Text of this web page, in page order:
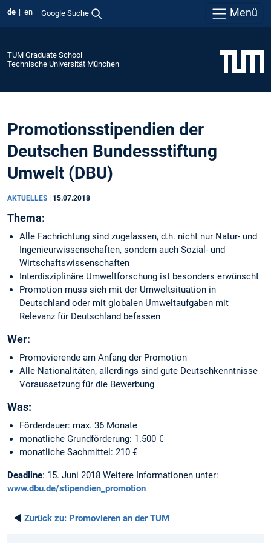
de en Google Suche Menü
TUM Graduate School
Technische Universität München
Promotionsstipendien der
Deutschen Bundessstiftung
Umwelt (DBU)
AKTUELLES 15.07.2018
Thema:
Alle Fachrichtung sind zugelassen, d.h. nicht nur Natur- und
Ingenieurwissenschaften, sondern auch Sozial- und
Wirtschaftswissenschaften
Interdisziplinäre Umweltforschung ist besonders erwünscht
Promotion muss sich mit der Umweltsituation in
Deutschland oder mit globalen Umweltaufgaben mit
Relevanz für Deutschland befassen
Wer:
Promovierende am Anfang der Promotion
Alle Nationalitäten, allerdings sind gute Deutschkenntnisse
Voraussetzung für die Bewerbung
Was:
Förderdauer: max. 36 Monate
monatliche Grundförderung: 1.500 €
monatliche Sachmittel: 210 €
Deadline: 15. Juni 2018 Weitere Informationen unter:
www.dbu.de/stipendien_promotion
◄ Zurück zu: Promovieren an der TUM